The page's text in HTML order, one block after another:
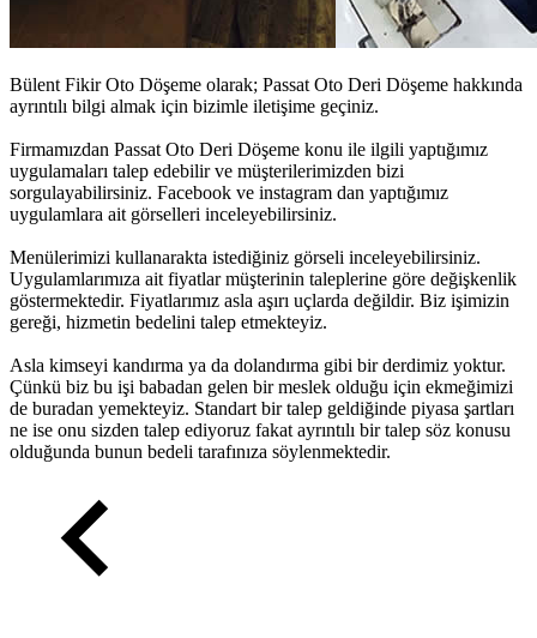
Bülent Fikir Oto Döşeme olarak; Passat Oto Deri Döşeme hakkında
ayrıntılı bilgi almak için bizimle iletişime geçiniz.
Firmamızdan Passat Oto Deri Döşeme konu ile ilgili yaptığımız
uygulamaları talep edebilir ve müşterilerimizden bizi
sorgulayabilirsiniz. Facebook ve instagram dan yaptığımız
uygulamlara ait görselleri inceleyebilirsiniz.
Menülerimizi kullanarakta istediğiniz görseli inceleyebilirsiniz.
Uygulamlarımıza ait fiyatlar müşterinin taleplerine göre değişkenlik
göstermektedir. Fiyatlarımız asla aşırı uçlarda değildir. Biz işimizin
gereği, hizmetin bedelini talep etmekteyiz.
Asla kimseyi kandırma ya da dolandırma gibi bir derdimiz yoktur.
Çünkü biz bu işi babadan gelen bir meslek olduğu için ekmeğimizi
de buradan yemekteyiz. Standart bir talep geldiğinde piyasa şartları
ne ise onu sizden talep ediyoruz fakat ayrıntılı bir talep söz konusu
olduğunda bunun bedeli tarafınıza söylenmektedir.